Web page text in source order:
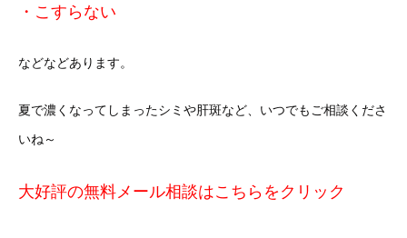
・こすらない
などなどあります。
夏で濃くなってしまったシミや肝斑など、いつでもご相談くださ
いね～
大好評の無料メール相談はこちらをクリック